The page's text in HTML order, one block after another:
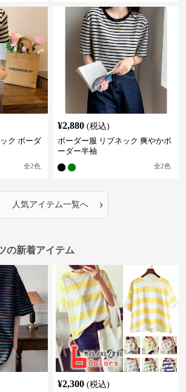
ク ボーダ
全2色
¥2,880 (税込)
ボーダー服 リブネック 爽やかボ
ーダー半袖
全2色
人気アイテム一覧へ ›
の新着アイテム
¥2,300 (税込)